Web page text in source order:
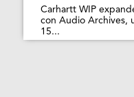
Carhartt WIP
con Audio Archives,
15...